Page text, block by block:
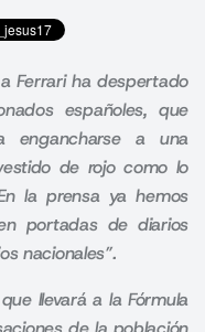
Ferrari ha despertado
españoles, que
a una
de rojo como lo
la prensa ya hemos
portadas de diarios
nacionales”.
llevará a la Fórmula